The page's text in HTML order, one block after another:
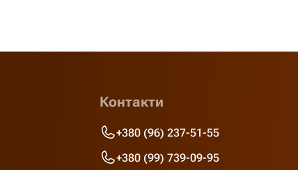
Контакти
+380 (96) 237-51-55
+380 (99) 739-09-95